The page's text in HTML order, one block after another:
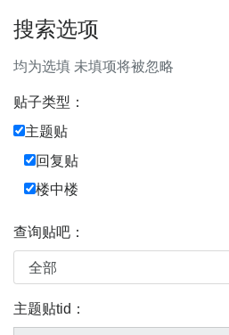
搜索选项
均为选填 未填项将被忽略
贴子类型：
主题贴
回复贴
楼中楼
查询贴吧：
主题贴tid：